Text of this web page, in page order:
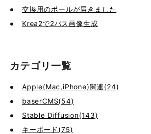
交換用のボールが届きました
Krea2で2パス画像生成
カテゴリ一覧
Apple(Mac,iPhone)関連(24)
baserCMS(54)
Stable Diffusion(143)
キーボード(75)